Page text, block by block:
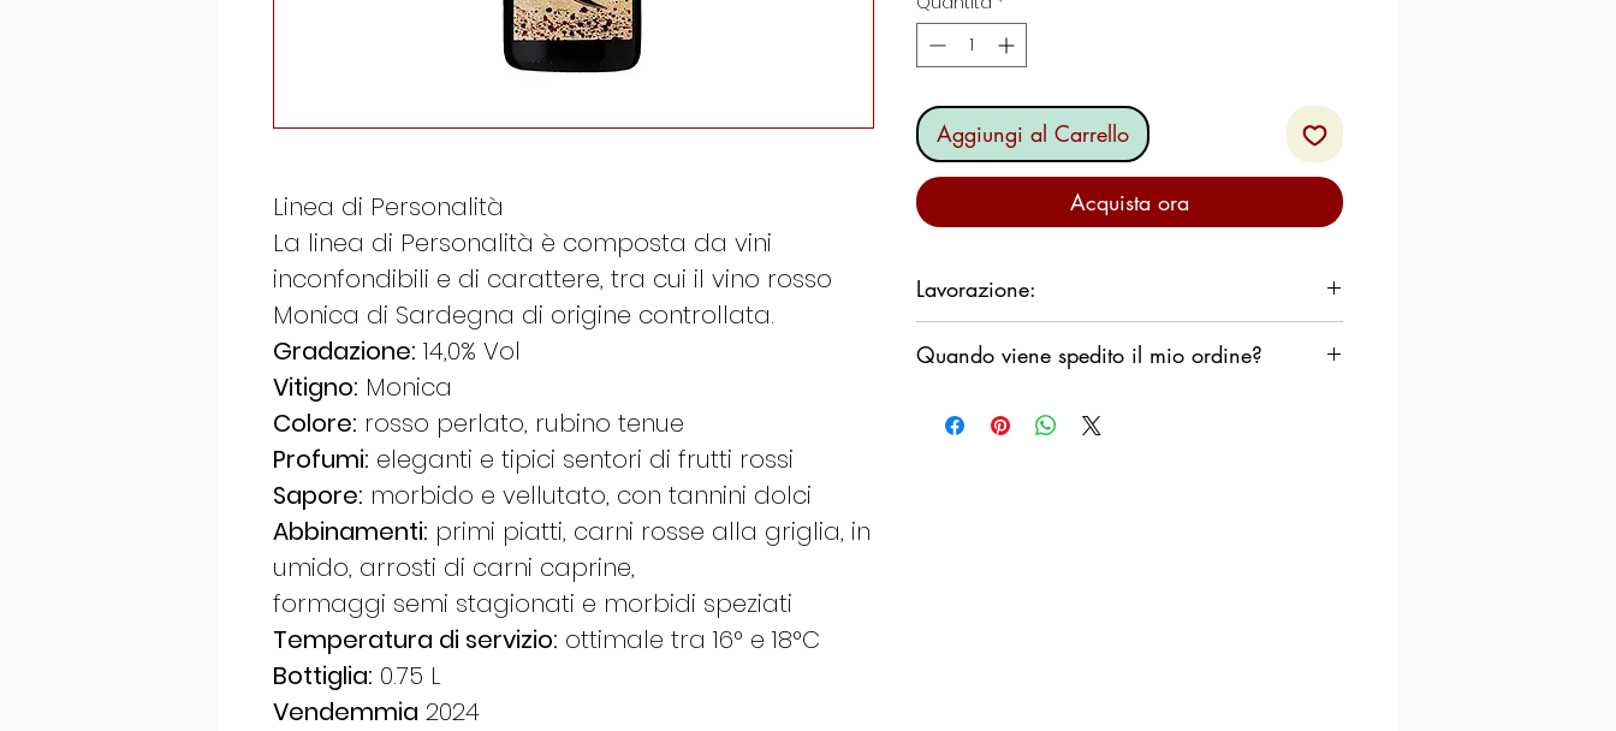
Linea di Personalità
La linea di Personalità è composta da vini
inconfondibili e di carattere, tra cui il vino rosso
Monica di Sardegna di origine controllata.
Gradazione: 14,0% Vol
Vitigno: Monica
Colore: rosso perlato, rubino tenue
Profumi: eleganti e tipici sentori di frutti rossi​
Sapore: morbido e vellutato, con tannini dolci
Abbinamenti: primi piatti, carni rosse alla griglia, in
umido, arrosti di carni caprine,
formaggi semi stagionati e morbidi speziati
Temperatura di servizio: ottimale tra 16° e 18°C
Bottiglia: 0.75 L
Vendemmia 2024
Aggiungi al Carrello
Acquista ora
Lavorazione:
nasce da vigneti storici impiantati da più di 30
Quando viene spedito il mio ordine?
possibile,